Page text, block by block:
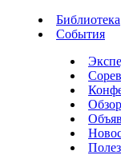
Библиотека
События